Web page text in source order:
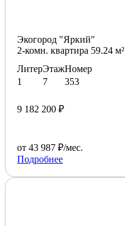
Экогород "Яркий"
2-комн. квартира 59.24 м²
Литер
1
Этаж
7
Номер
353
9 182 200 ₽
от 43 987 ₽/мес.
Подробнее